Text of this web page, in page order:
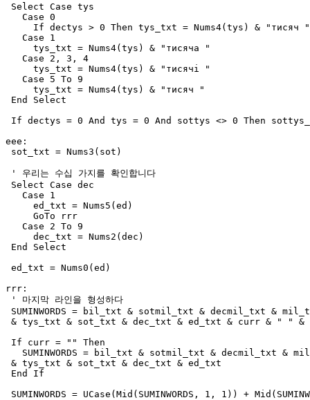
Select Case tys
   Case 0
     If dectys > 0 Then tys_txt = Nums4(tys) & "тисяч "
   Case 1
     tys_txt = Nums4(tys) & "тисячa "
   Case 2, 3, 4
     tys_txt = Nums4(tys) & "тисячі "
   Case 5 To 9
     tys_txt = Nums4(tys) & "тисяч "
End Select
If dectys = 0 And tys = 0 And sottys <> 0 Then
eee:
sot_txt = Nums3(sot)
' 우리는 수십 가지를 확인합니다
Select Case dec
   Case 1
     ed_txt = Nums5(ed)
     GoTo rrr
   Case 2 To 9
     dec_txt = Nums2(dec)
End Select
ed_txt = Nums0(ed)
rrr:
' 마지막 라인을 형성하다
SUMINWORDS = bil_txt & sotmil_txt & decmil_txt &
& tys_txt & sot_txt & dec_txt & ed_txt & curr & " "
If curr = "" Then
SUMINWORDS = bil_txt & sotmil_txt & decmil_txt &
& tys_txt & sot_txt & dec_txt & ed_txt
End If
SUMINWORDS = UCase(Mid(SUMINWORDS, 1, 1)) +